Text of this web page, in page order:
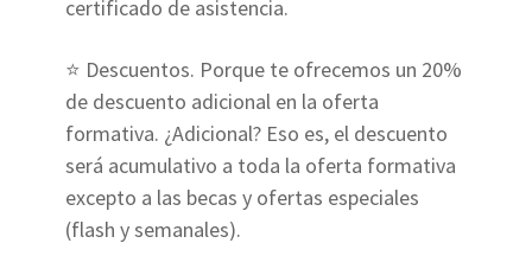
certificado de asistencia.
⭐ Descuentos. Porque te ofrecemos un 20%
de descuento adicional en la oferta
formativa. ¿Adicional? Eso es, el descuento
será acumulativo a toda la oferta formativa
excepto a las becas y ofertas especiales
(flash y semanales).